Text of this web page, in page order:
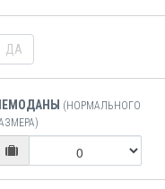
ДА
(НОРМАЛЬНОГО